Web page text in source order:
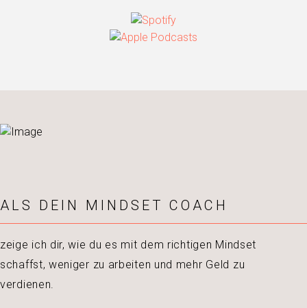
ALS DEIN MINDSET COACH
zeige ich dir, wie du es mit dem richtigen Mindset
schaffst, weniger zu arbeiten und mehr Geld zu
verdienen.